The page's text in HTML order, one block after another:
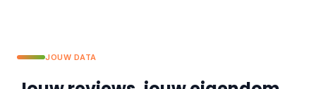
JOUW DATA